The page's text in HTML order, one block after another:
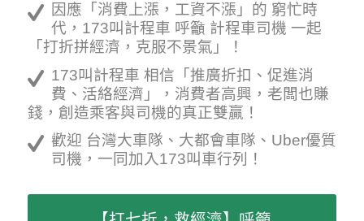
因應「消費上漲，工資不漲」的 窮忙時
代，173叫計程車 呼籲 計程車司機 一起
「打折拼經濟，克服不景氣」！
173叫計程車 相信「推廣折扣、促進消
費、活絡經濟」，消費者高興，老闆也賺
錢，創造乘客與司機的真正雙贏！
歡迎 台灣大車隊、大都會車隊、Uber優質
司機，一同加入173叫車行列！